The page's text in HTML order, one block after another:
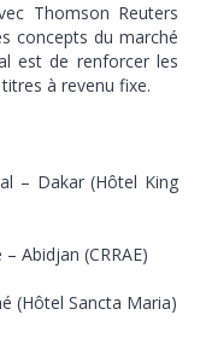
Thomson Reuters
concepts du marché
est de renforcer les
à revenu fixe.
Dakar (Hôtel King
Abidjan (CRRAE)
Sancta Maria)